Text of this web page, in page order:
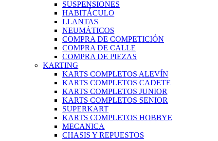
SUSPENSIONES
HABITÁCULO
LLANTAS
NEUMÁTICOS
COMPRA DE COMPETICIÓN
COMPRA DE CALLE
COMPRA DE PIEZAS
KARTING
KARTS COMPLETOS ALEVÍN
KARTS COMPLETOS CADETE
KARTS COMPLETOS JUNIOR
KARTS COMPLETOS SENIOR
SUPERKART
KARTS COMPLETOS HOBBYE
MECANICA
CHASIS Y REPUESTOS